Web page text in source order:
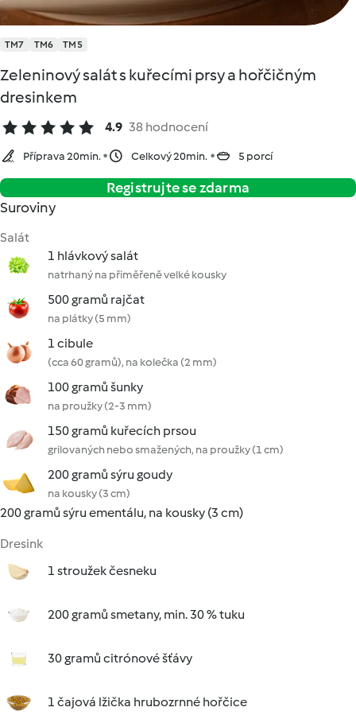
TM7 TM6 TM5
Zeleninový salát s kuřecími prsy a hořčičným
dresinkem
4.9 38 hodnocení
Příprava 20min. Celkový 20min. 5 porcí
Registrujte se zdarma
Suroviny
Salát
1 hlávkový salát
natrhaný na přiměřeně velké kousky
500 gramů rajčat
na plátky (5 mm)
1 cibule
(cca 60 gramů), na kolečka (2 mm)
100 gramů šunky
na proužky (2-3 mm)
150 gramů kuřecích prsou
grilovaných nebo smažených, na proužky (1 cm)
200 gramů sýru goudy
na kousky (3 cm)
200 gramů sýru ementálu, na kousky (3 cm)
Dresink
1 stroužek česneku
200 gramů smetany, min. 30 % tuku
30 gramů citrónové šťávy
1 čajová lžička hrubozrnné hořčice